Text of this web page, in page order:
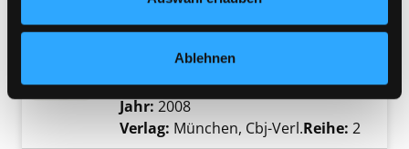
Ablehnen
Mediengruppe:Kinderbuch
Rosa und die Hexen von
Venedig
Verfasser:Rosenboom, HilkeSuche nach
Jahr:2008
Verlag: München, Cbj-Verl.Reihe: 2